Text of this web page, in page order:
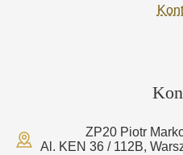
ZP20 Piotr
Al. KEN 36 / 112B,